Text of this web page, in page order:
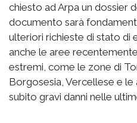
chiesto ad Arpa un dossier
documento sarà
ulteriori richieste di stato di
anche le aree
estremi, come le zone di
Borgosesia, Vercellese e
subito gravi danni nelle